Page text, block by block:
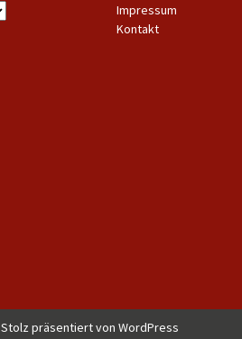
Impressum
Kontakt
Stolz präsentiert von WordPress